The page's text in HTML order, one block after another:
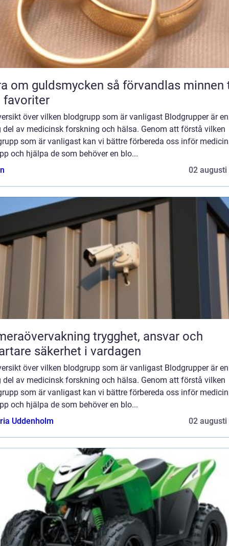
guldsmycken så förvandlas minnen till
favoriter
över vilken blodgrupp som är vanligast Blodgrupper är en
del av medicinsk forskning och hälsa. Genom att förstå vilken
som är vanligast kan vi bättre förbereda oss inför
och hjälpa de som behöver en blo...
02 augusti
trygghet, ansvar och
säkerhet i vardagen
över vilken blodgrupp som är vanligast Blodgrupper är en
del av medicinsk forskning och hälsa. Genom att förstå vilken
som är vanligast kan vi bättre förbereda oss inför
och hjälpa de som behöver en blo...
Uddenholm
02 augusti